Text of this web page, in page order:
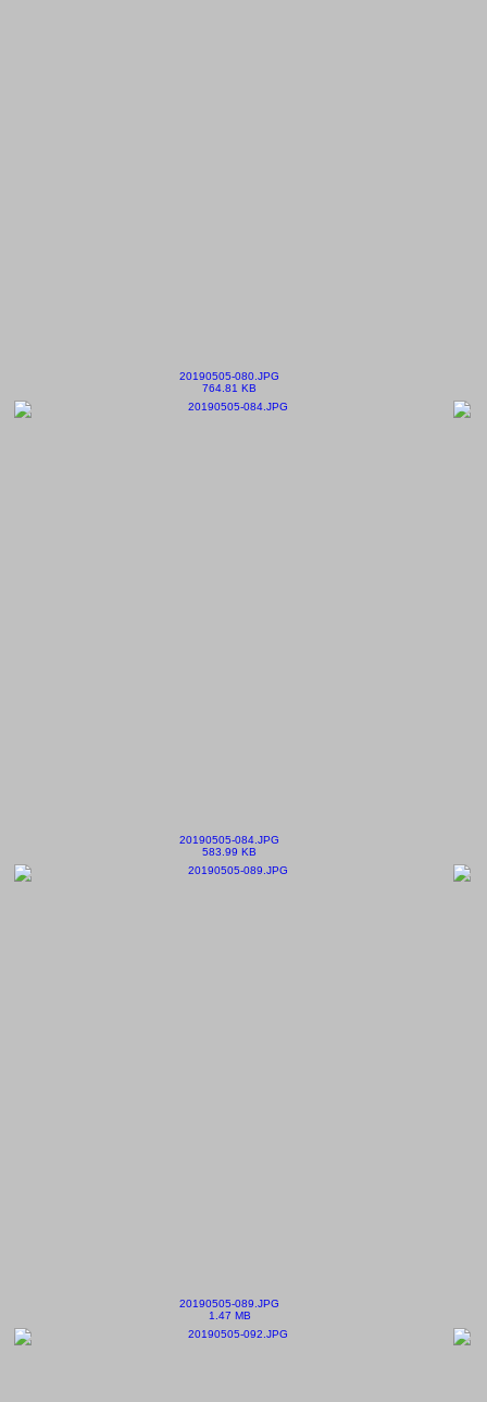
20190505-080.JPG
764.81 KB
20190505-084.JPG
583.99 KB
20190505-089.JPG
1.47 MB